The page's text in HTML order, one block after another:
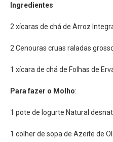
Ingredientes
2 xícaras de chá de Arroz
2 Cenouras cruas raladas
1 xícara de chá de Folhas de
Para fazer o Molho:
1 pote de Iogurte Natural
1 colher de sopa de Azeite de